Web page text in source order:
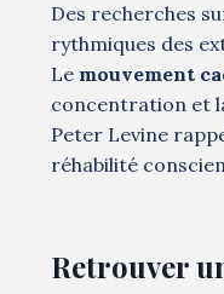
Des recherches
rythmiques des
Le mouvement
concentration et
Peter Levine
réhabilité
Retrouver